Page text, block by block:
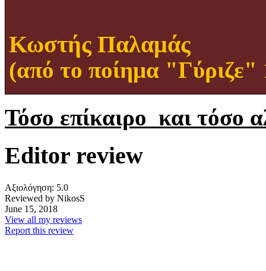
Κωστής Παλαμάς
(από το ποίημα "Γύριζε"
Τόσο επίκαιρο και τόσο
Editor review
Αξιολόγηση: 5.0
Reviewed by NikosS
June 15, 2018
View all my reviews
Report this review